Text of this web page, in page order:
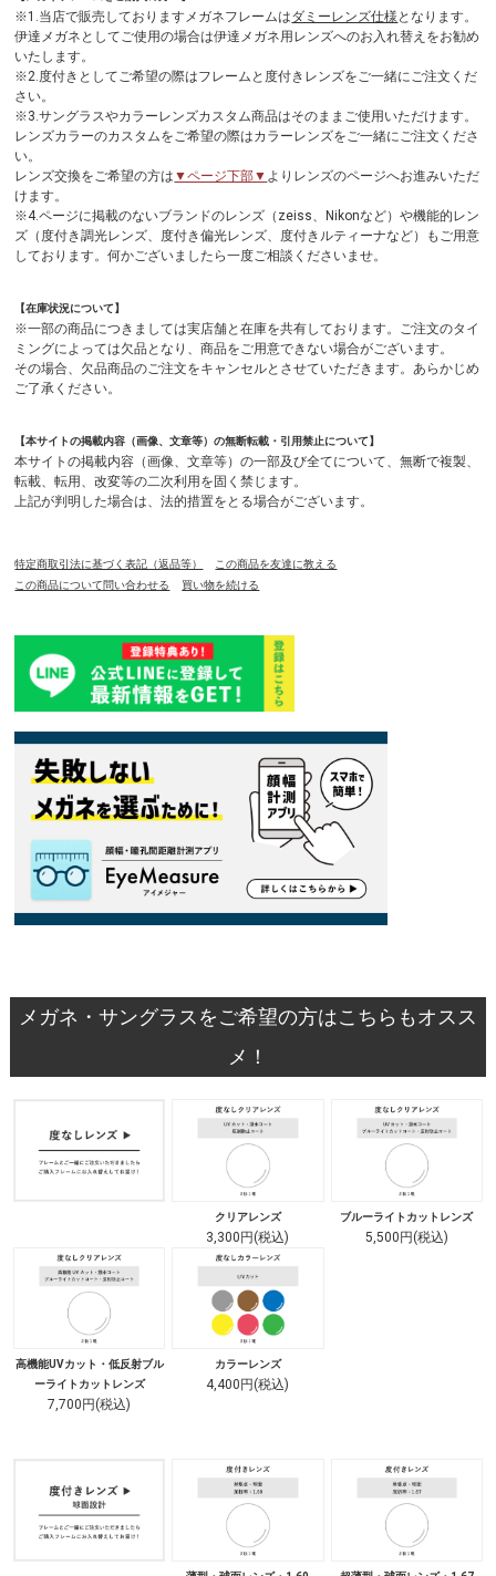
※1.当店で販売しておりますメガネフレームはダミーレンズ仕様 となります。
伊達メガネとしてご使用の場合は伊達メガネ用レンズへのお入れ替えをお勧め
いたします。
※2.度付きとしてご希望の際はフレームと度付きレンズをご一緒にご注文くだ
さい。
※3.サングラスやカラーレンズカスタム商品はそのままご使用いただけます。
レンズカラーのカスタムをご希望の際はカラーレンズをご一緒にご注文くださ
い。
レンズ交換をご希望の方は ▼ページ下部▼ よりレンズのページへお進みいただ
けます。
※4.ページに掲載のないブランドのレンズ（zeiss、Nikonなど）や機能的レン
ズ（度付き調光レンズ、度付き偏光レンズ、度付きルティーナなど）もご用意
しております。何かございましたら一度ご相談くださいませ。
【在庫状況について】
※一部の商品につきましては実店舗と在庫を共有しております。ご注文のタイ
ミングによっては欠品となり、商品をご用意できない場合がございます。
その場合、欠品商品のご注文をキャンセルとさせていただきます。あらかじめ
ご了承ください。
【本サイトの掲載内容（画像、文章等）の無断転載・引用禁止について】
本サイトの掲載内容（画像、文章等）の一部及び全てについて、無断で複製、
転載、転用、改変等の二次利用を固く禁じます。
上記が判明した場合は、法的措置をとる場合がございます。
特定商取引法に基づく表記（返品等）
この商品を友達に教える
この商品について問い合わせる
買い物を続ける
メガネ・サングラスをご希望の方はこちらもオスス
メ！
クリアレンズ
3,300円(税込)
ブルーライトカットレンズ
5,500円(税込)
高機能UVカット・低反射ブル
ーライトカットレンズ
7,700円(税込)
カラーレンズ
4,400円(税込)